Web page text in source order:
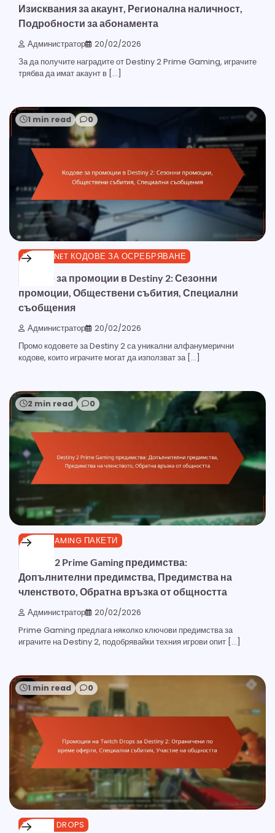
Изисквания за акаунт, Регионална наличност,
Подробности за абонамента
Администратор 20/02/2026
За да получите наградите от Destiny 2 Prime Gaming, играчите
трябва да имат акаунт в […]
1 min read 0
BUNGIE.NET КОДОВЕ ЗА ОСРЕБРЯВАНЕ
Кодове за промоции в Destiny 2: Сезонни
промоции, Обществени събития, Специални
съобщения
Администратор 20/02/2026
Промо кодовете за Destiny 2 са уникални алфанумерични
кодове, които играчите могат да използват за […]
2 min read 0
PRIME GAMING ПАКЕТИ
Destiny 2 Prime Gaming предимства:
Допълнителни предимства, Предимства на
членството, Обратна връзка от общността
Администратор 20/02/2026
Prime Gaming предлага няколко ключови предимства за
играчите на Destiny 2, подобрявайки техния игрови опит […]
1 min read 0
TWITCH DROPS